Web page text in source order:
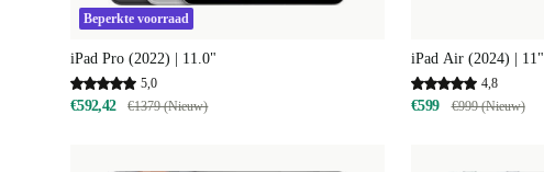
Beperkte voorraad
iPad Pro (2022) | 11.0"
5,0
€592,42 €1379 (Nieuw)
iPad Air (2024) | 11"
4,8
€599 €999 (Nieuw)